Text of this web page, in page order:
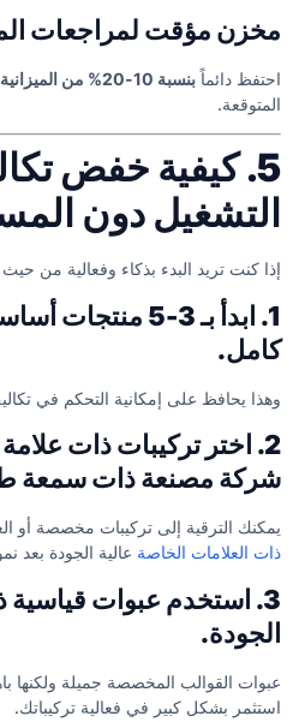
مخزن مؤقت لمراجعات
احتفظ دائماًبنسبة 10-20% من الميزانية الإضافية
المتوقعة.
5. كيفية خفض
التشغيل دون
إذا كنت تريد البدء بذكاء وفعالية من حيث
1. ابدأ بـ 3-5
كامل.
وهذا يحافظ على إمكانية التحكم في
2. اختر تركيبات ذات
شركة مصنعة ذات سمعة
يمكنك الترقية إلى تركيبات مخصصة أو
ذات العلامات الخاصة عالية الجودة بعد
3. استخدم عبوات
الجودة.
عبوات القوالب المخصصة جميلة ولكنها
استثمر بشكل كبير في فعالية تركيباتك.